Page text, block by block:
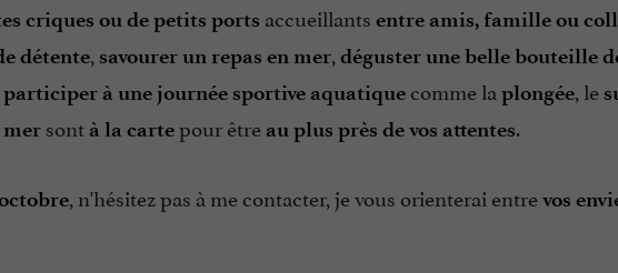
criques ou de petits ports accueillants entre amis, famille ou
détente, savourer un repas en mer, déguster une belle bouteille
participer à une journée sportive aquatiquecomme la plongée, le
mersont à la cartepour être au plus près de vos attentes.
, n'hésitez pas à me contacter, je vous orienterai entrevos